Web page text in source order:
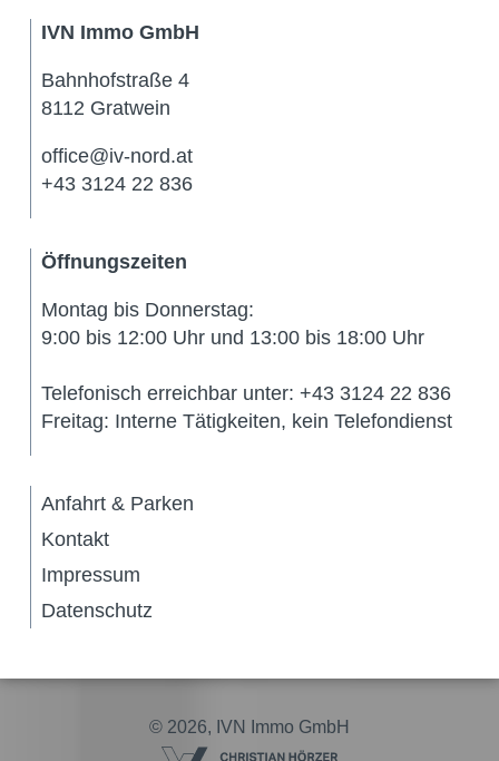
IVN Immo GmbH
Bahnhofstraße 4
8112 Gratwein
office@iv-nord.at
+43 3124 22 836
Öffnungszeiten
Montag bis Donnerstag:
9:00 bis 12:00 Uhr und 13:00 bis 18:00 Uhr
Telefonisch erreichbar unter: +43 3124 22 836
Freitag: Interne Tätigkeiten, kein Telefondienst
Anfahrt & Parken
Kontakt
Impressum
Datenschutz
© 2026, IVN Immo GmbH